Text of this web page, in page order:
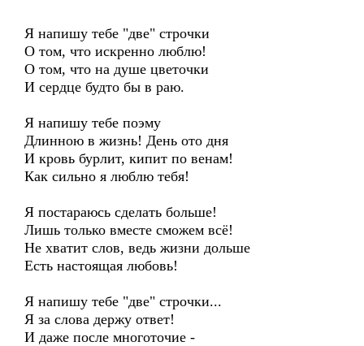
Я напишу тебе "две" строчки
О том, что искренно люблю!
О том, что на душе цветочки
И сердце будто бы в раю.
Я напишу тебе поэму
Длинною в жизнь! День ото дня
И кровь бурлит, кипит по венам!
Как сильно я люблю тебя!
Я постараюсь сделать больше!
Лишь только вместе сможем всё!
Не хватит слов, ведь жизни дольше
Есть настоящая любовь!
Я напишу тебе "две" строчки...
Я за слова держу ответ!
И даже после многоточие -